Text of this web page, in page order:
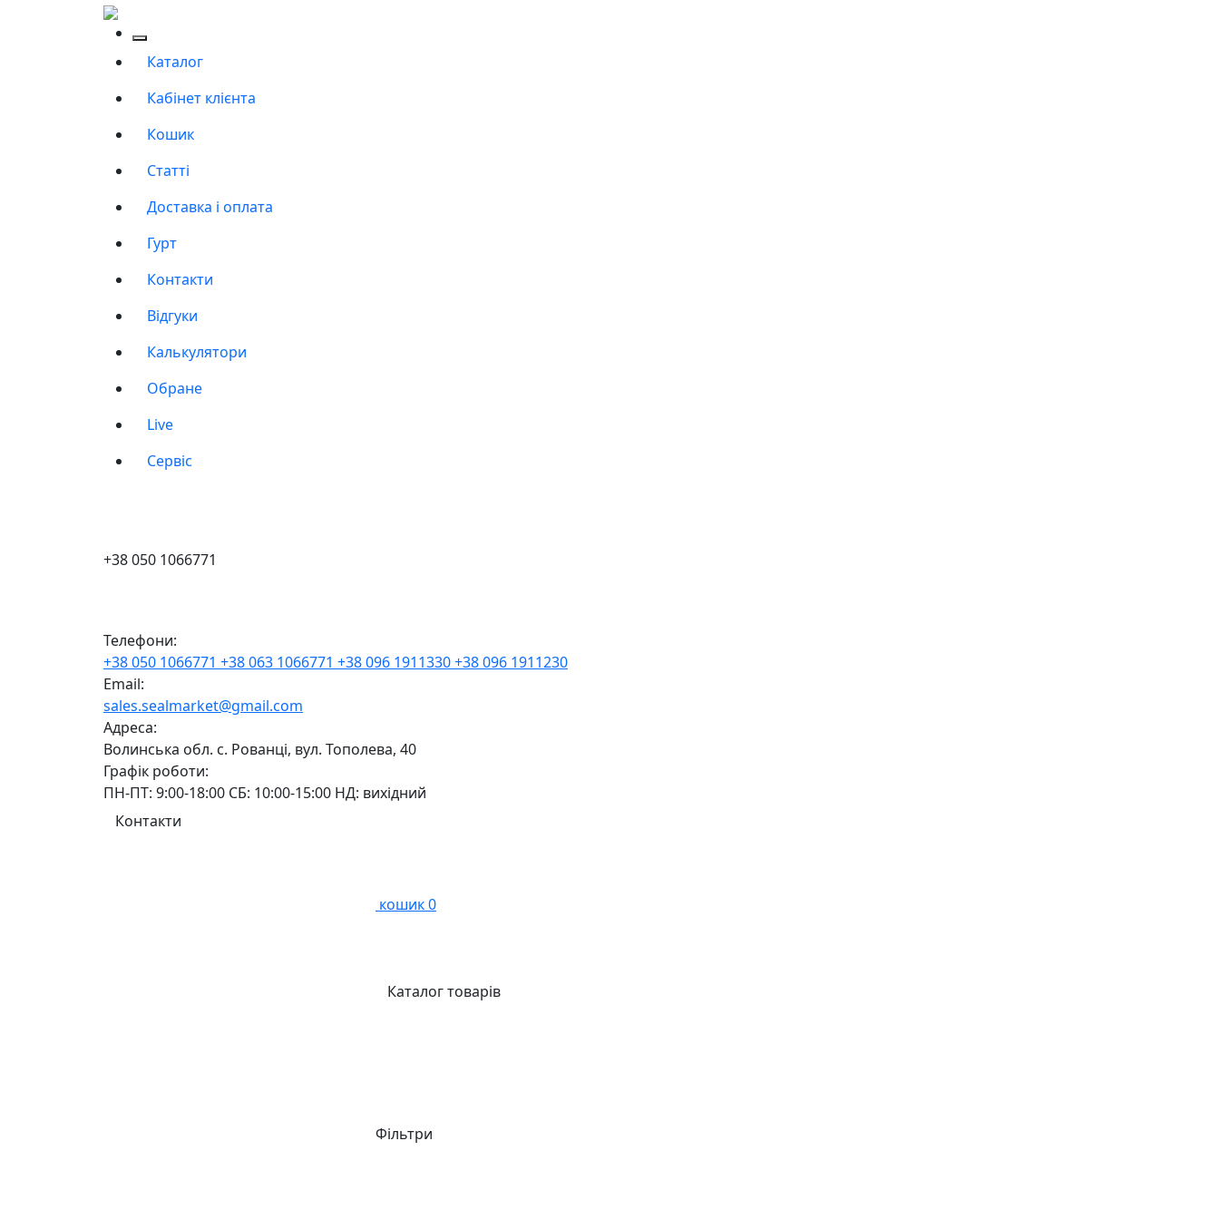
Каталог
Кабінет клієнта
Кошик
Статті
Доставка і оплата
Гурт
Контакти
Відгуки
Калькулятори
Обране
Live
Сервіс
+38 050 1066771
Телефони:
+38 050 1066771 +38 063 1066771 +38 096 1911330+38 096 1911230
Email:
sales.sealmarket@gmail.com
Адреса:
Волинська обл. с. Рованці, вул. Тополева, 40
Графік роботи:
ПН-ПТ: 9:00-18:00 СБ: 10:00-15:00 НД: вихідний
Контакти
кошик0
Каталог товарів
Фільтри